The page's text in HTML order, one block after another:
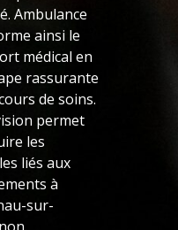
Ambulance
ainsi le
médical en
rassurante
de soins.
permet
les
liés aux
à
sur-